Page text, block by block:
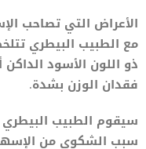
الأعراض التي تصاحب
مع الطبيب البيطري
ذو اللون الأسود
فقدان الوزن بشدة.
سيقوم الطبيب
سبب الشكوى من